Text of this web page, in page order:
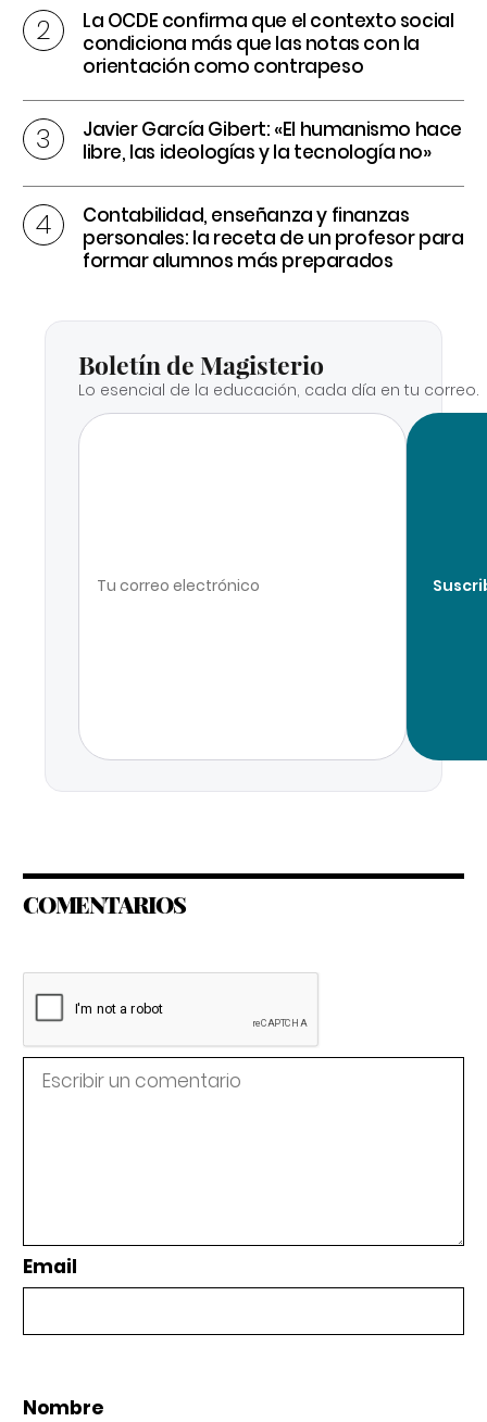
La OCDE confirma que el contexto social
condiciona más que las notas con la
orientación como contrapeso
Javier García Gibert: «El humanismo hace
libre, las ideologías y la tecnología no»
Contabilidad, enseñanza y finanzas
personales: la receta de un profesor para
formar alumnos más preparados
Boletín de Magisterio
Lo esencial de la educación, cada día en tu correo.
COMENTARIOS
Email
Nombre